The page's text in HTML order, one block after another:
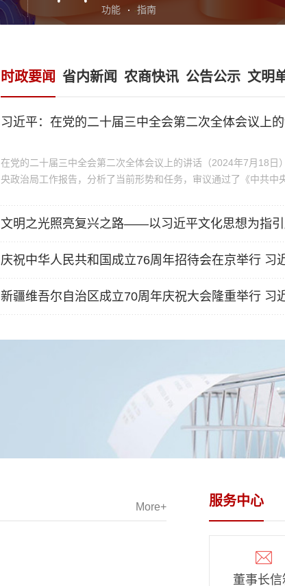
功能 指南
弘扬清风正气 筑牢拒腐防线 ——醴陵...
设，筑牢合规基础和思想屏障，营造清正廉洁、风清气正
的清廉金融文化氛围，5月29日，醴陵农商银行党委书记
政党课。谢海龙强调，要贯彻落实习近平新时代中国特色
社会主义思想，扎实推进党风廉政建设。一是要坚定理想
信念。强化政治思想武装，牢记宗旨意识，时刻对权力保
持敬畏之心。二是要强化政治担当。以坚定的政治责任担
当，坚持廉洁奉公从严治党，以身作则带头接受监督。三
有制度体系进行梳理完善，突出关键领域环节，做到制度
管人、流程管事。五是要发挥家属助廉。不断更新丰富家
筑牢拒腐防变思想道德防线，引导员工心存戒惧、坚定信
奋
为
战“
持
终
要
动
活
细
委
时政要闻 省内新闻 农商快讯 公告公示 文明
习近平：在党的二十届三中全会第二次全体会议上
在党的二十届三中全会第二次全体会议上的讲话（2024年7月18日
央政治局工作报告，分析了当前形势和任务，审议通过了《中共中
全党全社会智慧，科学谋划了围绕中国式现代化进一步全面深化改
上进一步全面深化改革的纲领性文件。学习好贯彻好全会精神是当
一项重大政治任务。下面，我代表中央政治局，就贯彻落实全会精
二十届中央委员会第三次全体会议，于2024年7月15日至18日在北
习近平作重要讲话。新华社记者 鞠鹏/摄一、深入学习领会全会精神
小康社会、取得反腐败斗争压倒性胜利并全面巩固，得到人民群
什么来进一步凝心聚力？就是要靠中国式现代化。党的二十大对全
略部署。进一步全面深化改革，必须紧紧围绕推进中国式现代化
善和发展中国特色社会主义制度、推进国家治理体系和治理能力现
集成，更加注重突出重点，更加注重改革实效，精准发力、协同发
体制机制障碍，进一步解放和发展社会生产力、激发和增强社会
的重大风险挑战，为中国式现代化提供强大动力和制度保障。第
深化改革的重大原则。《决定》提出进一步全面深化改革需要遵循
识的重大成果，对于增强进一步全面深化改革的科学性、预见性、
稳致远，具有重大指导意义。坚持党的全面领导，这是我们的最大
功推进的根本保证，要把党的领导贯穿改革各方面全过程，确保改
民智、凝聚民心，使改革成果更多更公平惠及全体人民。坚持守正
的强大定力，坚持四项基本原则、坚定“四个自信”不动摇，又要有
文明之光照亮复兴之路——以习近平文化思想为指
庆祝中华人民共和国成立76周年招待会在京举行 习
新疆维吾尔自治区成立70周年庆祝大会隆重举行 习
More+ 服务中心
董事长信